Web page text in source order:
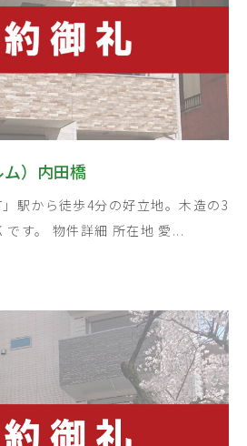
）内田橋
駅から徒歩4分の好立地。木造の3
です。 物件詳細 所在地 愛...